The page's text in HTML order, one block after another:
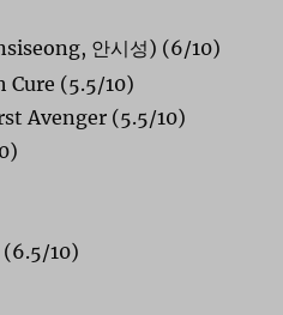
안시 성) (6/10)
Cure (5.5/10)
Avenger (5.5/10)
10)